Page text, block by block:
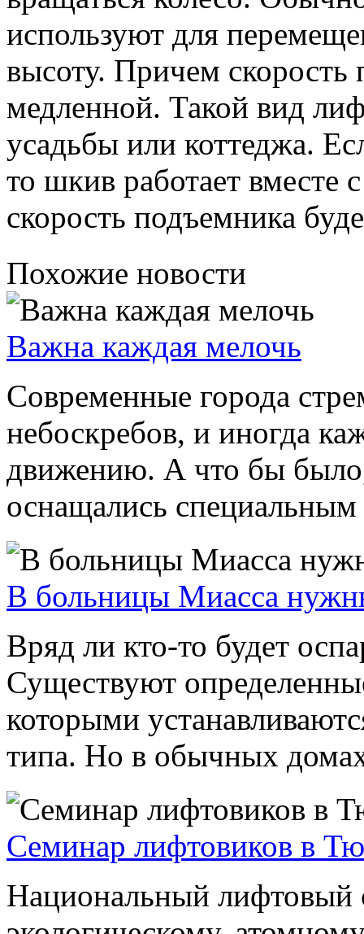
используют для
высоту. Причем скорость
медленной. Такой вид
усадьбы или коттеджа.
то шкив работает вместе
скорость подъемника
Похожие новости
Важна каждая мелочь
Современные города
небоскребов, и иногда
движению. А что бы
оснащались
В больницы Миасса
Вряд ли кто-то будет
Существуют
которыми
типа. Но в обычных
Семинар лифтовиков в
Национальный лифтовый